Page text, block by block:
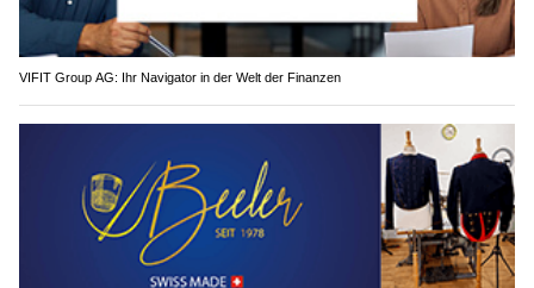
VIFIT Group AG: Ihr Navigator in der Welt der Finanzen